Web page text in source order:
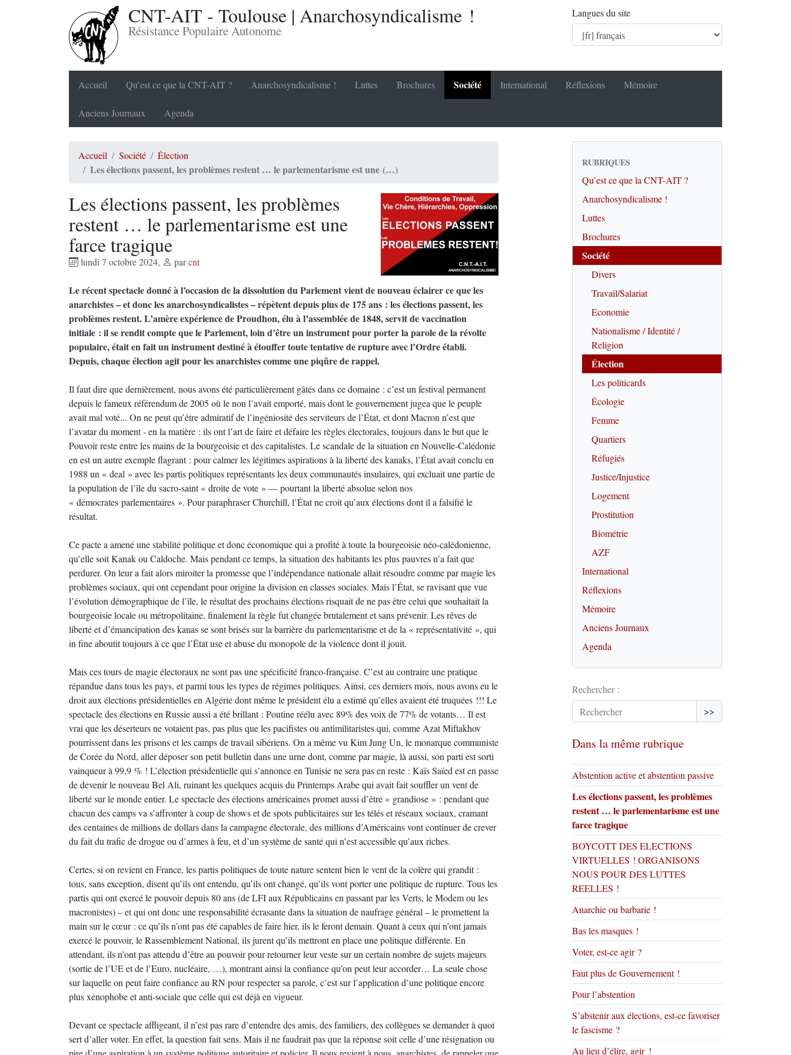
CNT-AIT - Toulouse | Anarchosyndicalisme !
Résistance Populaire Autonome
Langues du site
Accueil Qu’est ce que la CNT-AIT ? Anarchosyndicalisme ! Luttes Brochures Société International Réflexions Mémoire
Anciens Journaux Agenda
Accueil Société Élection
Les élections passent, les problèmes restent … le parlementarisme est une (…)
Les élections passent, les problèmes
restent … le parlementarisme est une
farce tragique
lundi 7 octobre 2024, parcnt
Le récent spectacle donné à l’occasion de la dissolution du Parlement vient de nouveau éclairer ce que les
anarchistes – et donc les anarchosyndicalistes – répètent depuis plus de 175 ans : les élections passent, les
problèmes restent. L’amère expérience de Proudhon, élu à l’assemblée de 1848, servit de vaccination
initiale : il se rendit compte que le Parlement, loin d’être un instrument pour porter la parole de la révolte
populaire, était en fait un instrument destiné à étouffer toute tentative de rupture avec l’Ordre établi.
Depuis, chaque élection agit pour les anarchistes comme une piqûre de rappel.
Il faut dire que dernièrement, nous avons été particulièrement gâtés dans ce domaine : c’est un festival permanent
depuis le fameux référendum de 2005 où le non l’avait emporté, mais dont le gouvernement jugea que le peuple
avait mal voté... On ne peut qu’être admiratif de l’ingéniosité des serviteurs de l’État, et dont Macron n’est que
l’avatar du moment - en la matière : ils ont l’art de faire et défaire les règles électorales, toujours dans le but que le
Pouvoir reste entre les mains de la bourgeoisie et des capitalistes. Le scandale de la situation en Nouvelle-Calédonie
en est un autre exemple flagrant : pour calmer les légitimes aspirations à la liberté des kanaks, l’État avait conclu en
1988 un « deal » avec les partis politiques représentants les deux communautés insulaires, qui excluait une partie de
la population de l’île du sacro-saint « droite de vote » — pourtant la liberté absolue selon nos
« démocrates parlementaires ». Pour paraphraser Churchill, l’État ne croit qu’aux élections dont il a falsifié le
résultat.
Ce pacte a amené une stabilité politique et donc économique qui a profité à toute la bourgeoisie néo-calédonienne,
qu’elle soit Kanak ou Caldoche. Mais pendant ce temps, la situation des habitants les plus pauvres n’a fait que
perdurer. On leur a fait alors miroiter la promesse que l’indépendance nationale allait résoudre comme par magie les
problèmes sociaux, qui ont cependant pour origine la division en classes sociales. Mais l’État, se ravisant que vue
l’évolution démographique de l’île, le résultat des prochains élections risquait de ne pas être celui que souhaitait la
bourgeoisie locale ou métropolitaine, finalement la règle fut changée brutalement et sans prévenir. Les rêves de
liberté et d’émancipation des kanas se sont brisés sur la barrière du parlementarisme et de la « représentativité », qui
in fine aboutit toujours à ce que l’État use et abuse du monopole de la violence dont il jouit.
Mais ces tours de magie électoraux ne sont pas une spécificité franco-française. C’est au contraire une pratique
répandue dans tous les pays, et parmi tous les types de régimes politiques. Ainsi, ces derniers mois, nous avons eu le
droit aux élections présidentielles en Algérie dont même le président élu a estimé qu’elles avaient été truquées !!! Le
spectacle des élections en Russie aussi a été brillant : Poutine réélu avec 89% des voix de 77% de votants… Il est
vrai que les déserteurs ne votaient pas, pas plus que les pacifistes ou antimilitaristes qui, comme Azat Miftakhov
pourrissent dans les prisons et les camps de travail sibériens. On a même vu Kim Jung Un, le monarque communiste
de Corée du Nord, aller déposer son petit bulletin dans une urne dont, comme par magie, là aussi, son parti est sorti
vainqueur à 99,9 % ! L’élection présidentielle qui s’annonce en Tunisie ne sera pas en reste : Kaïs Saïed est en passe
de devenir le nouveau Bel Ali, ruinant les quelques acquis du Printemps Arabe qui avait fait souffler un vent de
liberté sur le monde entier. Le spectacle des élections américaines promet aussi d’être « grandiose » : pendant que
chacun des camps va s’affronter à coup de shows et de spots publicitaires sur les télés et réseaux sociaux, cramant
des centaines de millions de dollars dans la campagne électorale, des millions d’Américains vont continuer de crever
du fait du trafic de drogue ou d’armes à feu, et d’un système de santé qui n’est accessible qu’aux riches.
Certes, si on revient en France, les partis politiques de toute nature sentent bien le vent de la colère qui grandit :
tous, sans exception, disent qu’ils ont entendu, qu’ils ont changé, qu’ils vont porter une politique de rupture. Tous les
partis qui ont exercé le pouvoir depuis 80 ans (de LFI aux Républicains en passant par les Verts, le Modem ou les
macronistes) – et qui ont donc une responsabilité écrasante dans la situation de naufrage général – le promettent la
main sur le cœur : ce qu’ils n’ont pas été capables de faire hier, ils le feront demain. Quant à ceux qui n’ont jamais
exercé le pouvoir, le Rassemblement National, ils jurent qu’ils mettront en place une politique différente. En
attendant, ils n’ont pas attendu d’être au pouvoir pour retourner leur veste sur un certain nombre de sujets majeurs
(sortie de l’UE et de l’Euro, nucléaire, …), montrant ainsi la confiance qu’on peut leur accorder… La seule chose
sur laquelle on peut faire confiance au RN pour respecter sa parole, c’est sur l’application d’une politique encore
plus xénophobe et anti-sociale que celle qui est déjà en vigueur.
Devant ce spectacle affligeant, il n’est pas rare d’entendre des amis, des familiers, des collègues se demander à quoi
sert d’aller voter. En effet, la question fait sens. Mais il ne faudrait pas que la réponse soit celle d’une résignation ou
RUBRIQUES
Qu’est ce que la CNT-AIT ?
Anarchosyndicalisme !
Luttes
Brochures
Société
Divers
Travail/Salariat
Economie
Nationalisme / Identité /
Religion
Élection
Les politicards
Écologie
Femme
Quartiers
Réfugiés
Justice/Injustice
Logement
Prostitution
Biométrie
AZF
International
Réflexions
Mémoire
Anciens Journaux
Agenda
Rechercher :
>>
Dans la même rubrique
Abstention active et abstention passive
Les élections passent, les problèmes
restent … le parlementarisme est une
farce tragique
BOYCOTT DES ELECTIONS
VIRTUELLES ! ORGANISONS
NOUS POUR DES LUTTES
REELLES !
Anarchie ou barbarie !
Bas les masques !
Voter, est-ce agir ?
Faut plus de Gouvernement !
Pour l’abstention
S’abstenir aux élections, est-ce favoriser
le fascisme ?
Au lieu d’élire, agir !